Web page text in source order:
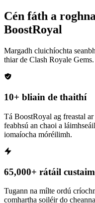
Cén fáth a
BoostRoyal
Margadh cluichíochta
thiar de Clash Royale Gems.
10+ bliain de thaithí
Tá BoostRoyal ag freastal
feabhsú an chaoi a
iomaíocha móréilimh.
65,000+ rátáil
Tugann na mílte ordú
comhartha soiléir do